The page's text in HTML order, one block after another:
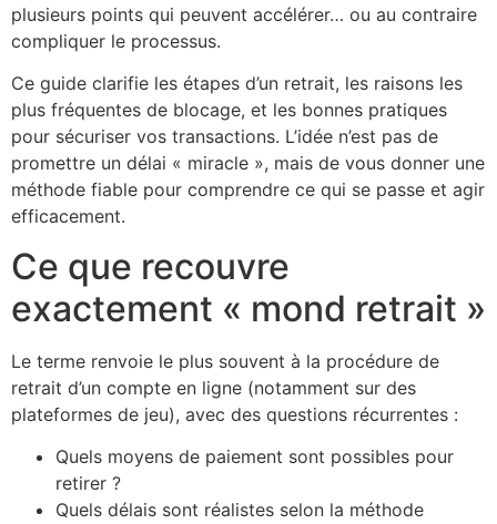
plusieurs points qui peuvent accélérer… ou au contraire
compliquer le processus.
Ce guide clarifie les étapes d’un retrait, les raisons les
plus fréquentes de blocage, et les bonnes pratiques
pour sécuriser vos transactions. L’idée n’est pas de
promettre un délai « miracle », mais de vous donner une
méthode fiable pour comprendre ce qui se passe et agir
efficacement.
Ce que recouvre
exactement « mond retrait »
Le terme renvoie le plus souvent à la procédure de
retrait d’un compte en ligne (notamment sur des
plateformes de jeu), avec des questions récurrentes :
Quels moyens de paiement sont possibles pour
retirer ?
Quels délais sont réalistes selon la méthode